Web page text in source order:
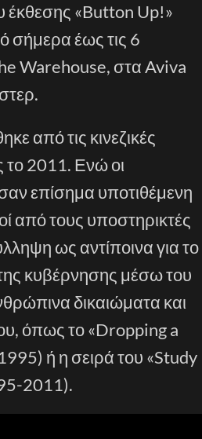
έκθεσης «Button Up!»
σήμερα έως τις 6
Warehouse, στα Aviva
από τις κινεζικές
το 2011. Ενώ οι
επίσημα υποτιθέμενη
από τους υποστηρικτές
ως αντίποινα για το
της κυβέρνησης μέσω του
δικαιώματα και
όπως το «Dropping a
ή η σειρά του «Study
2011).